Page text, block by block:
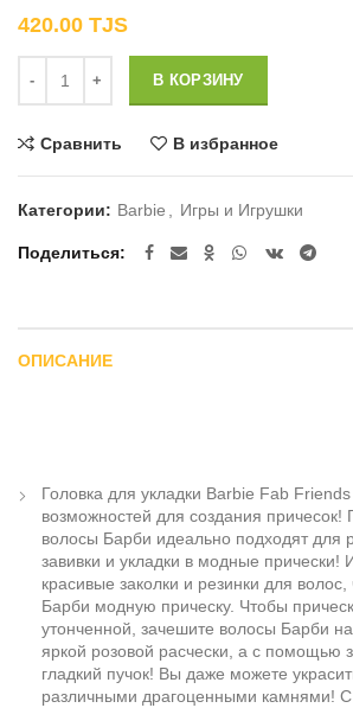
420.00 TJS
В КОРЗИНУ
Сравнить В избранное
Категории: Barbie , Игры и Игрушки
Поделиться
ОПИСАНИЕ
Головка для укладки Barbie Fab
возможностей для создания причесок!
волосы Барби идеально подходят для
завивки и укладки в модные прически!
красивые заколки и резинки для
Барби модную прическу. Чтобы
утонченной, зачешите волосы Барби
яркой розовой расчески, а с помощью
гладкий пучок! Вы даже можете
различными драгоценными камнями!